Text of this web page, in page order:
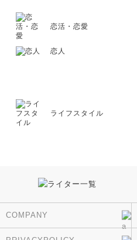
恋活・恋愛
恋人
ライフスタイル
COMPANY